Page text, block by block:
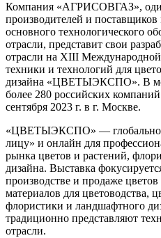
Компания «АГРИСОВГАЗ»,
производителей и
основного технологического
отрасли, представит свои
отрасли на XIII Международной
техники и технологий для
дизайна «ЦВЕТЫЭКСПО». В
более 280 российских
сентября 2023 г. в г. Москве.
«ЦВЕТЫЭКСПО» — глобальное
лицу» и онлайн для
рынка цветов и растений,
дизайна. Выставка
производстве и продаже
материалов для цветоводства,
флористики и ландшафтного
традиционно представляют
отрасли.